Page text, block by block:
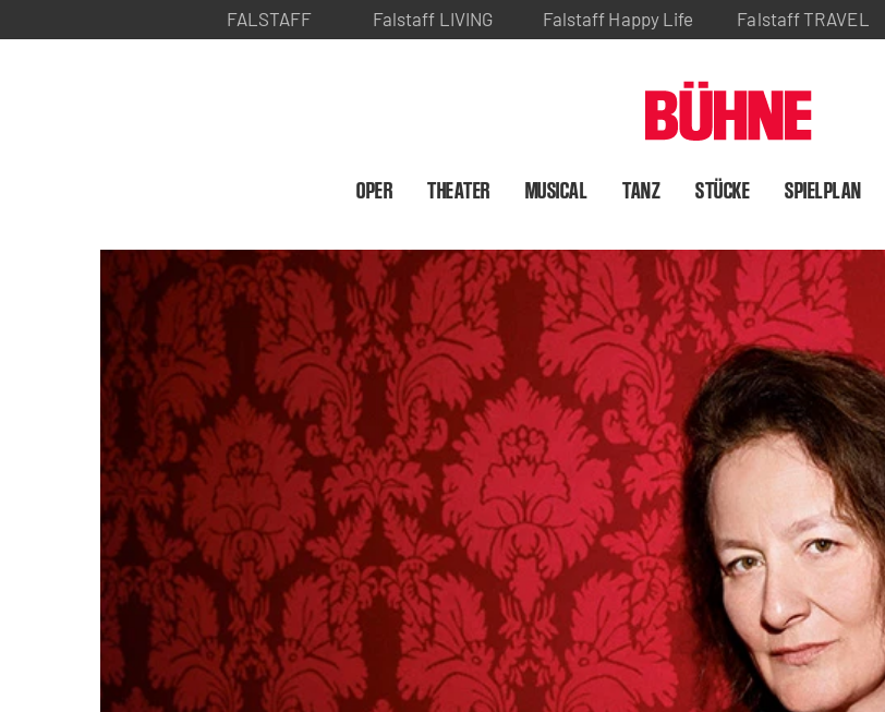
FALSTAFF Falstaff LIVING Falstaff Happy Life Falstaff TRAVEL
OPER THEATER MUSICAL TANZ STÜCKE SPIELPLAN